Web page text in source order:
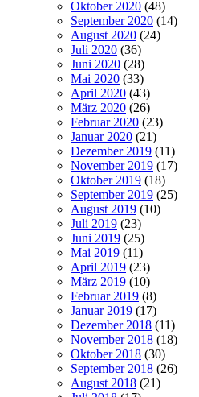
Oktober 2020 (48)
September 2020 (14)
August 2020 (24)
Juli 2020 (36)
Juni 2020 (28)
Mai 2020 (33)
April 2020 (43)
März 2020 (26)
Februar 2020 (23)
Januar 2020 (21)
Dezember 2019 (11)
November 2019 (17)
Oktober 2019 (18)
September 2019 (25)
August 2019 (10)
Juli 2019 (23)
Juni 2019 (25)
Mai 2019 (11)
April 2019 (23)
März 2019 (10)
Februar 2019 (8)
Januar 2019 (17)
Dezember 2018 (11)
November 2018 (18)
Oktober 2018 (30)
September 2018 (26)
August 2018 (21)